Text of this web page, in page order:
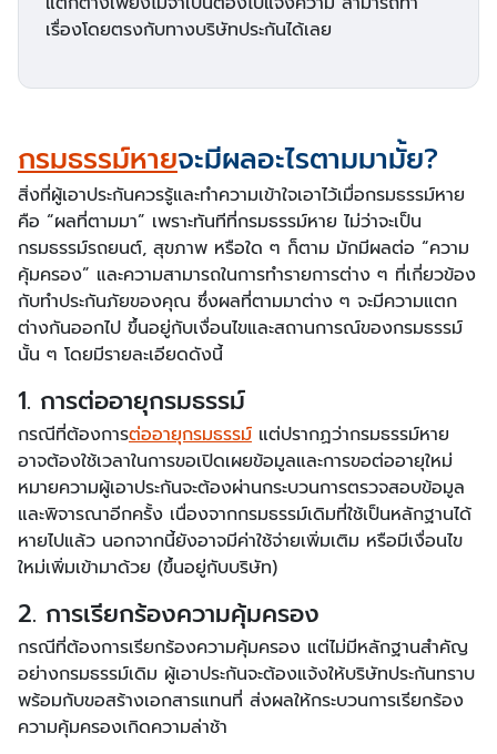
เรื่องโดยตรงกับทางบริษัทประกันได้เลย
กรมธรรม์หายจะมีผลอะไรตามมามั้ย?
สิ่งที่ผู้เอาประกันควรรู้และทำความเข้าใจเอาไว้เมื่อกรมธรรม์หาย
คือ “ผลที่ตามมา” เพราะทันทีที่กรมธรรม์หาย ไม่ว่าจะเป็น
กรมธรรม์รถยนต์, สุขภาพ หรือใด ๆ ก็ตาม มักมีผลต่อ “ความ
คุ้มครอง” และความสามารถในการทำรายการต่าง ๆ ที่เกี่ยวข้อง
กับทำประกันภัยของคุณ ซึ่งผลที่ตามมาต่าง ๆ จะมีความแตก
ต่างกันออกไป ขึ้นอยู่กับเงื่อนไขและสถานการณ์ของกรมธรรม์
นั้น ๆ โดยมีรายละเอียดดังนี้
1. การต่ออายุกรมธรรม์
กรณีที่ต้องการต่ออายุกรมธรรม์ แต่ปรากฏว่ากรมธรรม์หาย
อาจต้องใช้เวลาในการขอเปิดเผยข้อมูลและการขอต่ออายุใหม่
หมายความผู้เอาประกันจะต้องผ่านกระบวนการตรวจสอบข้อมูล
และพิจารณาอีกครั้ง เนื่องจากกรมธรรม์เดิมที่ใช้เป็นหลักฐานได้
หายไปแล้ว นอกจากนี้ยังอาจมีค่าใช้จ่ายเพิ่มเติม หรือมีเงื่อนไข
ใหม่เพิ่มเข้ามาด้วย (ขึ้นอยู่กับบริษัท)
2. การเรียกร้องความคุ้มครอง
กรณีที่ต้องการเรียกร้องความคุ้มครอง แต่ไม่มีหลักฐานสำคัญ
อย่างกรมธรรม์เดิม ผู้เอาประกันจะต้องแจ้งให้บริษัทประกันทราบ
พร้อมกับขอสร้างเอกสารแทนที่ ส่งผลให้กระบวนการเรียกร้อง
ความคุ้มครองเกิดความล่าช้า